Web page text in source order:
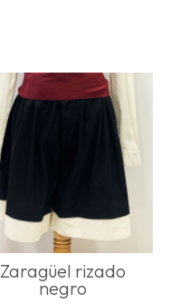
Zaragüel rizado
negro